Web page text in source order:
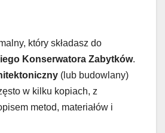
który składasz do
Konserwatora Zabytków.
(lub budowlany)
w kilku kopiach, z
metod, materiałów i